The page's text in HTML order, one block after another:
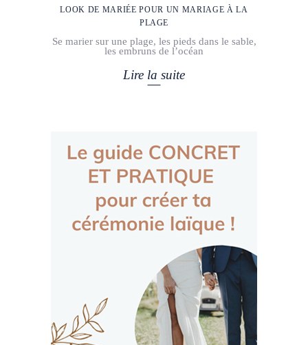
LOOK DE MARIÉE POUR UN MARIAGE À LA
PLAGE
Se marier sur une plage, les pieds dans le sable,
les embruns de l’océan
Lire la suite